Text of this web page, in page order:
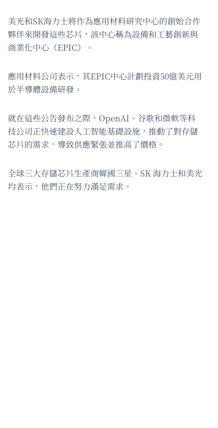
美光和SK海力士將作為應用材料研究中心的創始合作
夥伴來開發這些芯片，該中心稱為設備和工藝創新與
商業化中心（EPIC）。
應用材料公司表示，其EPIC中心計劃投資50億美元用
於半導體設備研發。
就在這些公告發布之際，OpenAI、谷歌和微軟等科
技公司正快速建設人工智能基礎設施，推動了對存儲
芯片的需求，導致供應緊張並推高了價格。
全球三大存儲芯片生產商韓國三星、SK 海力士和美光
均表示，他們正在努力滿足需求。